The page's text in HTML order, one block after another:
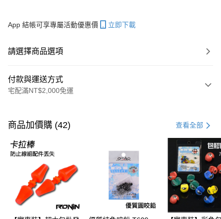
App 結帳可享專屬活動優惠價 立即下載
請選擇商品選項
付款與運送方式
宅配滿NT$2,000免運
信用卡一次付款
信用卡分期付款
3 期 0 利率 每期 21家銀行
合作金庫商業銀行
第一商業銀行
華南商業銀行
彰化商業銀行
上海商業儲蓄銀行
台北富邦商業銀行
國泰世華商業銀行
兆豐國際商業銀行
臺灣中小企業銀行
台中商業銀行
Apple Pay
街口支付
商品加價購 (42) 查看全部